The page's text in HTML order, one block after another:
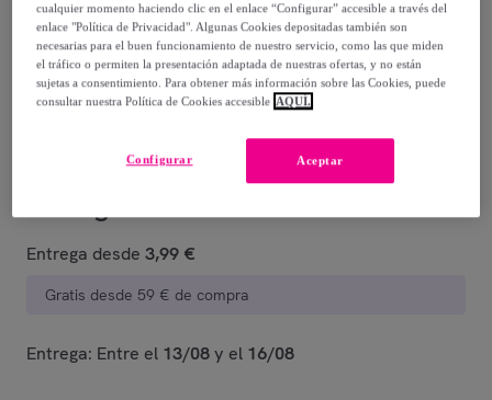
22, €
-29%
Vendido porReckitt Limpieza y Cuidado
Entrega desde 3,99 €
Gratis desde 59 € de compra
Entrega: Entre el 13/08y el 16/08
cualquier momento haciendo clic en el enlace “Configurar” accesible a través del
enlace "Política de Privacidad". Algunas Cookies depositadas también son
necesarias para el buen funcionamiento de nuestro servicio, como las que miden
el tráfico o permiten la presentación adaptada de nuestras ofertas, y no están
sujetas a consentimiento. Para obtener más información sobre las Cookies, puede
consultar nuestra Política de Cookies accesible AQUÍ.
Aceptar
Configurar